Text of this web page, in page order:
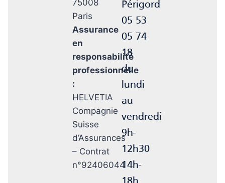
75008
Paris
Assurance
en
responsabilité
professionnelle
:
HELVETIA
Compagnie
Suisse
d’Assurances
– Contrat
n°92406044
Périgord
05 53
05 74
18
du
lundi
au
vendredi
9h-
12h30
14h-